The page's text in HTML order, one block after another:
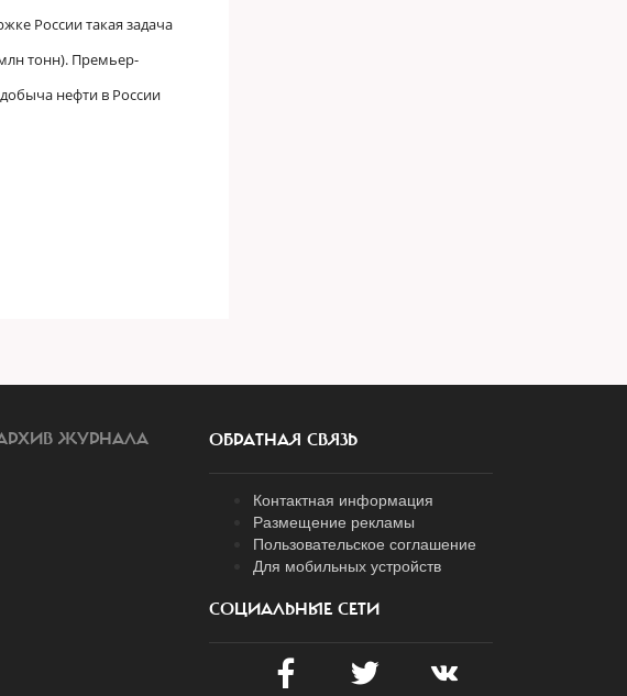
России такая задача
тонн). Премьер-
нефти в России
ЖУРНАЛА ОБРАТНАЯ СВЯЗЬ
Контактная информация
Размещение рекламы
Пользовательское соглашение
Для мобильных устройств
СОЦИАЛЬНЫЕ СЕТИ